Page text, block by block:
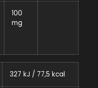
100
mg
327 kJ / 77,5 kcal